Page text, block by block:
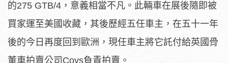
的275 GTB/4，意義相當不凡。此輛車在展後隨即被
買家運至美國收藏，其後歷經五任車主，在五十一年
後的今日再度回到歐洲，現任車主將它託付給英國骨
董車拍賣公司Coys負責拍賣。